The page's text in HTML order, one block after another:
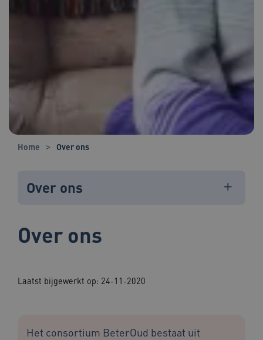
Home Over ons
Over ons
Over ons
Laatst bijgewerkt op: 24-11-2020
Het consortium BeterOud bestaat uit